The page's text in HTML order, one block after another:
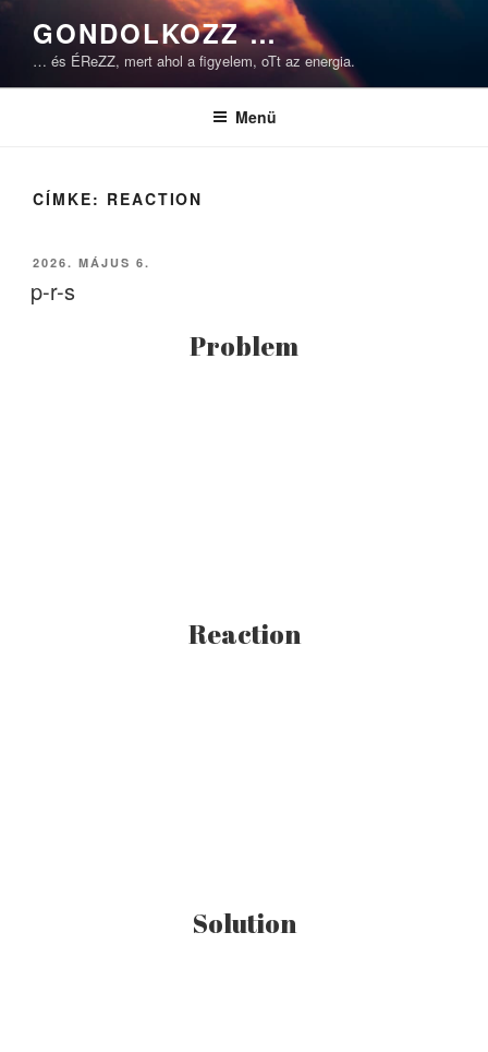
Tartalomhoz
GONDOLKOZZ …
… és ÉReZZ, mert ahol a figyelem, oTt az energia.
Menü
CÍMKE: REACTION
BEKÜLDVE:
2026. MÁJUS 6.
p-r-s
Problem
Reaction
Solution